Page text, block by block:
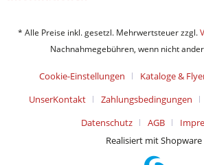
* Alle Preise inkl. gesetzl. Mehrwertsteuer zzgl.
Nachnahmegebühren, wenn nicht
Cookie-Einstellungen Kataloge &
UnserKontakt
Zahlungsbedingungen
Datenschutz
AGB
Realisiert mit Shopware